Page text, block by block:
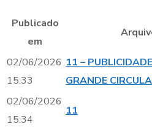
Publicado
em
02/06/2026
15:33
11 –
GRANDE
02/06/2026
15:34
11